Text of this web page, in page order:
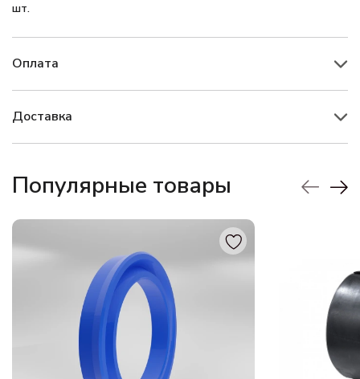
шт.
Оплата
Доставка
Популярные товары